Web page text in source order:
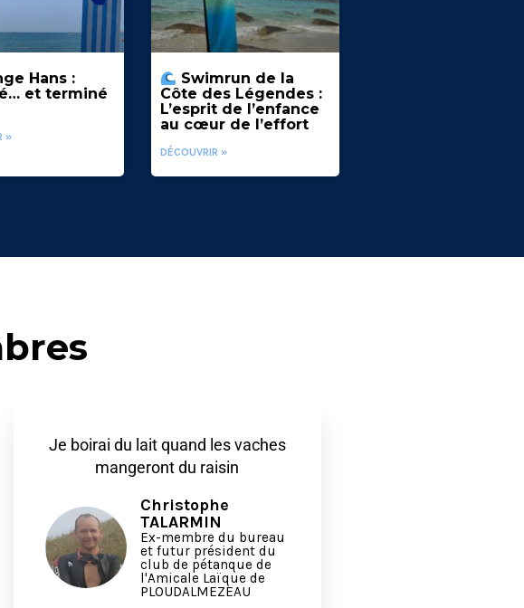
Hans :
et terminé
»
Swimrun de la
Côte des Légendes :
L’esprit de l’enfance
au cœur de l’effort
DÉCOUVRIR »
Je boirai du lait quand les vaches
mangeront du raisin
Christophe
TALARMIN
Ex-membre du bureau
et futur président du
club de pétanque de
l'Amicale Laïque de
PLOUDALMEZEAU